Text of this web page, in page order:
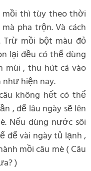
mồi thì tùy theo thời
pha trộn. Và cách
Trừ mồi bột màu đỏ
lại đều có thể dùng
mùi , thu hút cá vào
hiện nay.
không hết có thể
, để lâu ngày sẽ lên
Nếu dùng nước sôi
để vài ngày tủ lạnh ,
mồi câu mè ( Câu
)